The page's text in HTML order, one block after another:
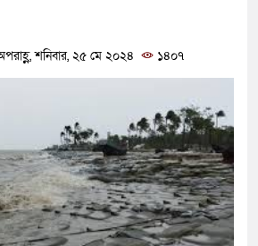
শনিবার, ২৫ মে ২০২৪
১৪০৭